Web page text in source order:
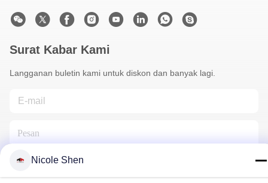
Surat Kabar Kami
Langganan buletin kami untuk diskon dan banyak lagi.
Nicole Shen